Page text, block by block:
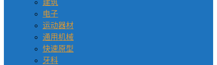
建筑
电子
运动器材
通用机械
快速原型
牙科